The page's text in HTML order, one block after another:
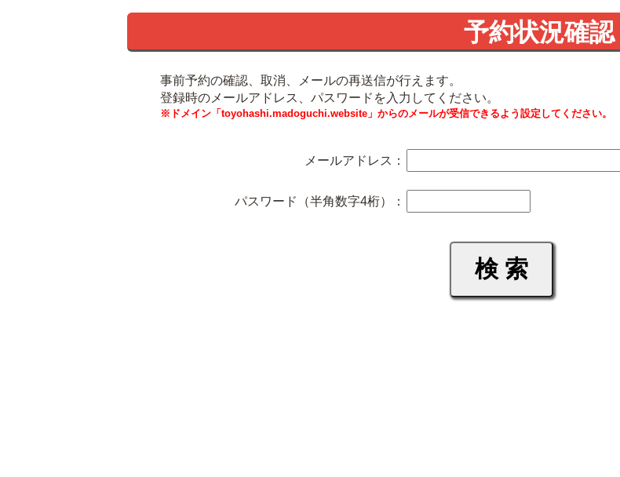
予約状況確認
事前予約の確認、取消、メールの再送信が行えます。
登録時のメールアドレス、パスワードを入力してください。
※ドメイン「toyohashi.madoguchi.website」からのメールが受信できるよう設定してください。
メールアドレス：
パスワード（半角数字4桁）：